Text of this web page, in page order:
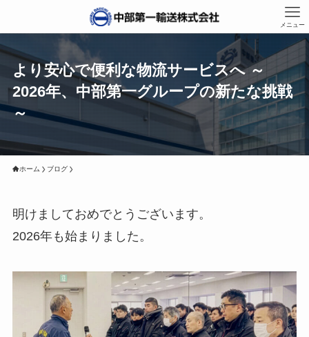
メニュー
より安心で便利な物流サービスへ ～
2026年、中部第一グループの新たな挑戦
～
ホーム ブログ
明けましておめでとうございます。
2026年も始まりました。